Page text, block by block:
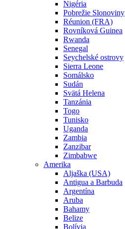
Nigéria
Pobrežie Slonoviny
Réunion (FRA)
Rovníková Guinea
Rwanda
Senegal
Seychelské ostrovy
Sierra Leone
Somálsko
Sudán
Svätá Helena
Tanzánia
Togo
Tunisko
Uganda
Zambia
Zanzibar
Zimbabwe
Amerika
Aljaška (USA)
Antigua a Barbuda
Argentína
Aruba
Bahamy
Belize
Bolívia